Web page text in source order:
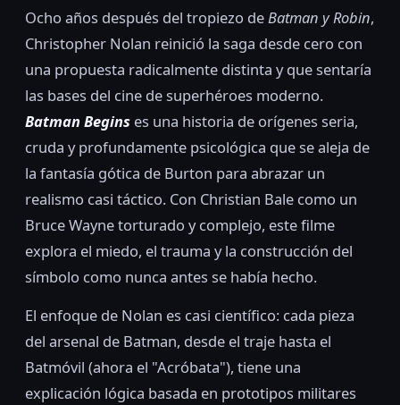
Ocho años después del tropiezo deBatman y Robin,
Christopher Nolan reinició la saga desde cero con
una propuesta radicalmente distinta y que sentaría
las bases del cine de superhéroes moderno.
Batman Begins es una historia de orígenes seria,
cruda y profundamente psicológica que se aleja de
la fantasía gótica de Burton para abrazar un
realismo casi táctico. Con Christian Bale como un
Bruce Wayne torturado y complejo, este filme
explora el miedo, el trauma y la construcción del
símbolo como nunca antes se había hecho.
El enfoque de Nolan es casi científico: cada pieza
del arsenal de Batman, desde el traje hasta el
Batmóvil (ahora el "Acróbata"), tiene una
explicación lógica basada en prototipos militares